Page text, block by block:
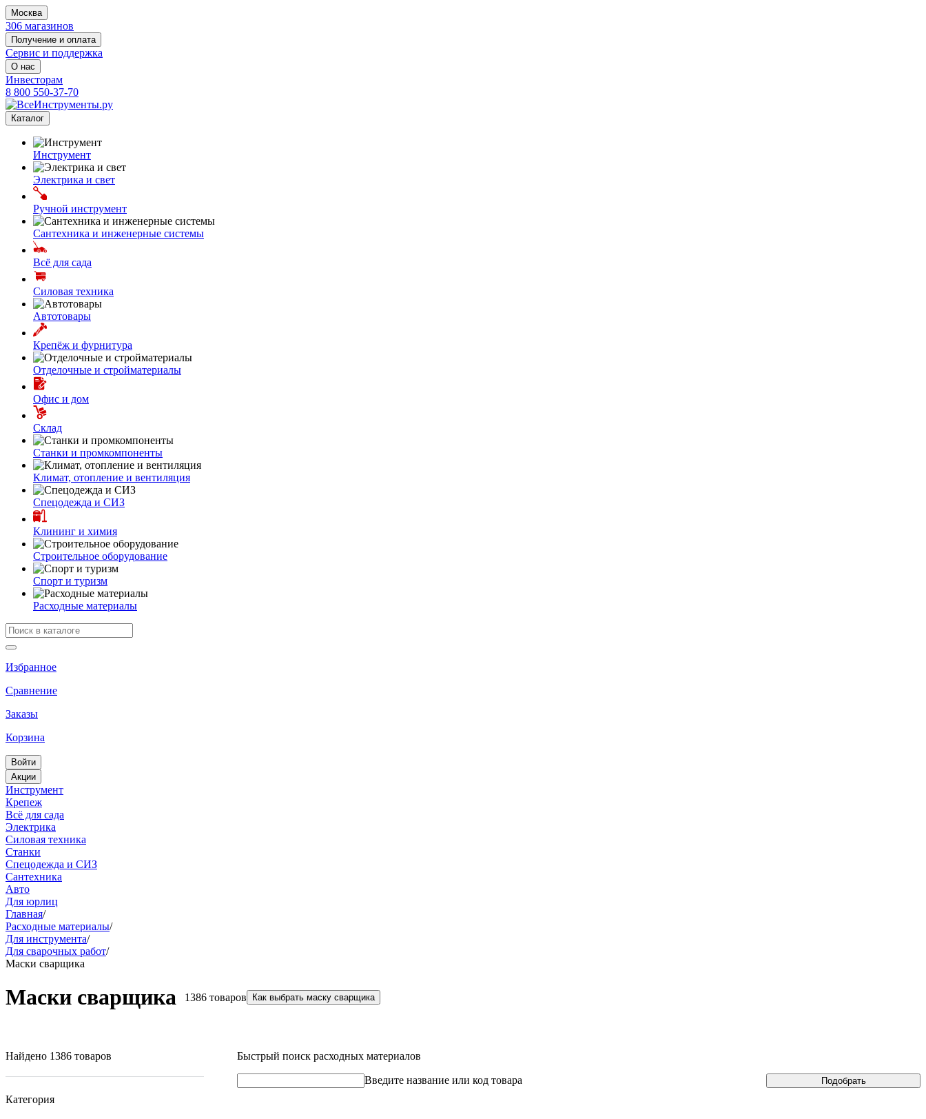
Москва
306 магазинов
Получение и оплата
Сервис и поддержка
О нас
Инвесторам
8 800 550-37-70
Каталог
Инструмент
Электрика и свет
Ручной инструмент
Сантехника и инженерные системы
Всё для сада
Силовая техника
Автотовары
Крепёж и фурнитура
Отделочные и стройматериалы
Офис и дом
Склад
Станки и промкомпоненты
Климат, отопление и вентиляция
Спецодежда и СИЗ
Клининг и химия
Строительное оборудование
Спорт и туризм
Расходные материалы
Избранное
Сравнение
Заказы
Корзина
Войти
Акции
Инструмент
Крепеж
Всё для сада
Электрика
Силовая техника
Станки
Спецодежда и СИЗ
Сантехника
Авто
Для юрлиц
Главная/
Расходные материалы/
Для инструмента/
Для сварочных работ/
Маски сварщика
Маски сварщика 1386 товаров Как выбрать маску сварщика
Найдено 1386 товаров
Категория
Быстрый поиск расходных материалов
Введите название или код товара Подобрать